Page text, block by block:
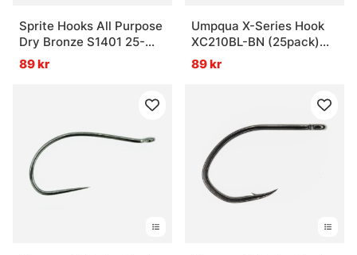
Sprite Hooks All Purpose
Dry Bronze S1401 25-
pack
89 kr
Umpqua X-Series Hook
XC210BL-BN (25pack)
Perdigon
89 kr